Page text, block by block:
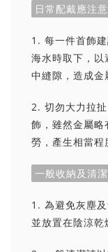
日常配戴應注意
1. 每一件首飾
海水時取下，
中縫隙，造成金
2. 切勿大力拉
飾，雖然金屬略
勞，產生相當程
一般收納及清潔
1. 為避免灰塵
並放置在陰涼乾